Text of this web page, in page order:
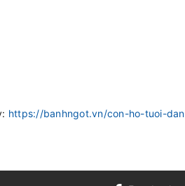
https://banhngot.vn/con-ho-tuoi-dan